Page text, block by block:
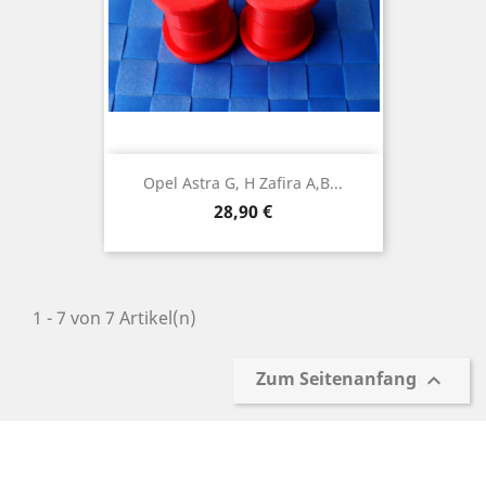
Opel Astra G, H Zafira A,B...
Preis
28,90 €
1 - 7 von 7 Artikel(n)
Zum Seitenanfang 